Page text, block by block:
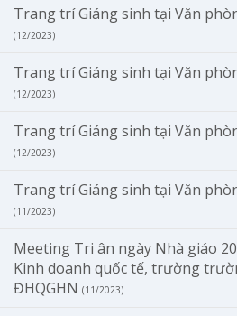
Trang trí Giáng sinh tại Văn
(12/2023)
Trang trí Giáng sinh tại Văn
(12/2023)
Trang trí Giáng sinh tại Văn
(12/2023)
Trang trí Giáng sinh tại Văn
(11/2023)
Meeting Tri ân ngày Nhà giáo
Kinh doanh quốc tế, trường
ĐHQGHN (11/2023)